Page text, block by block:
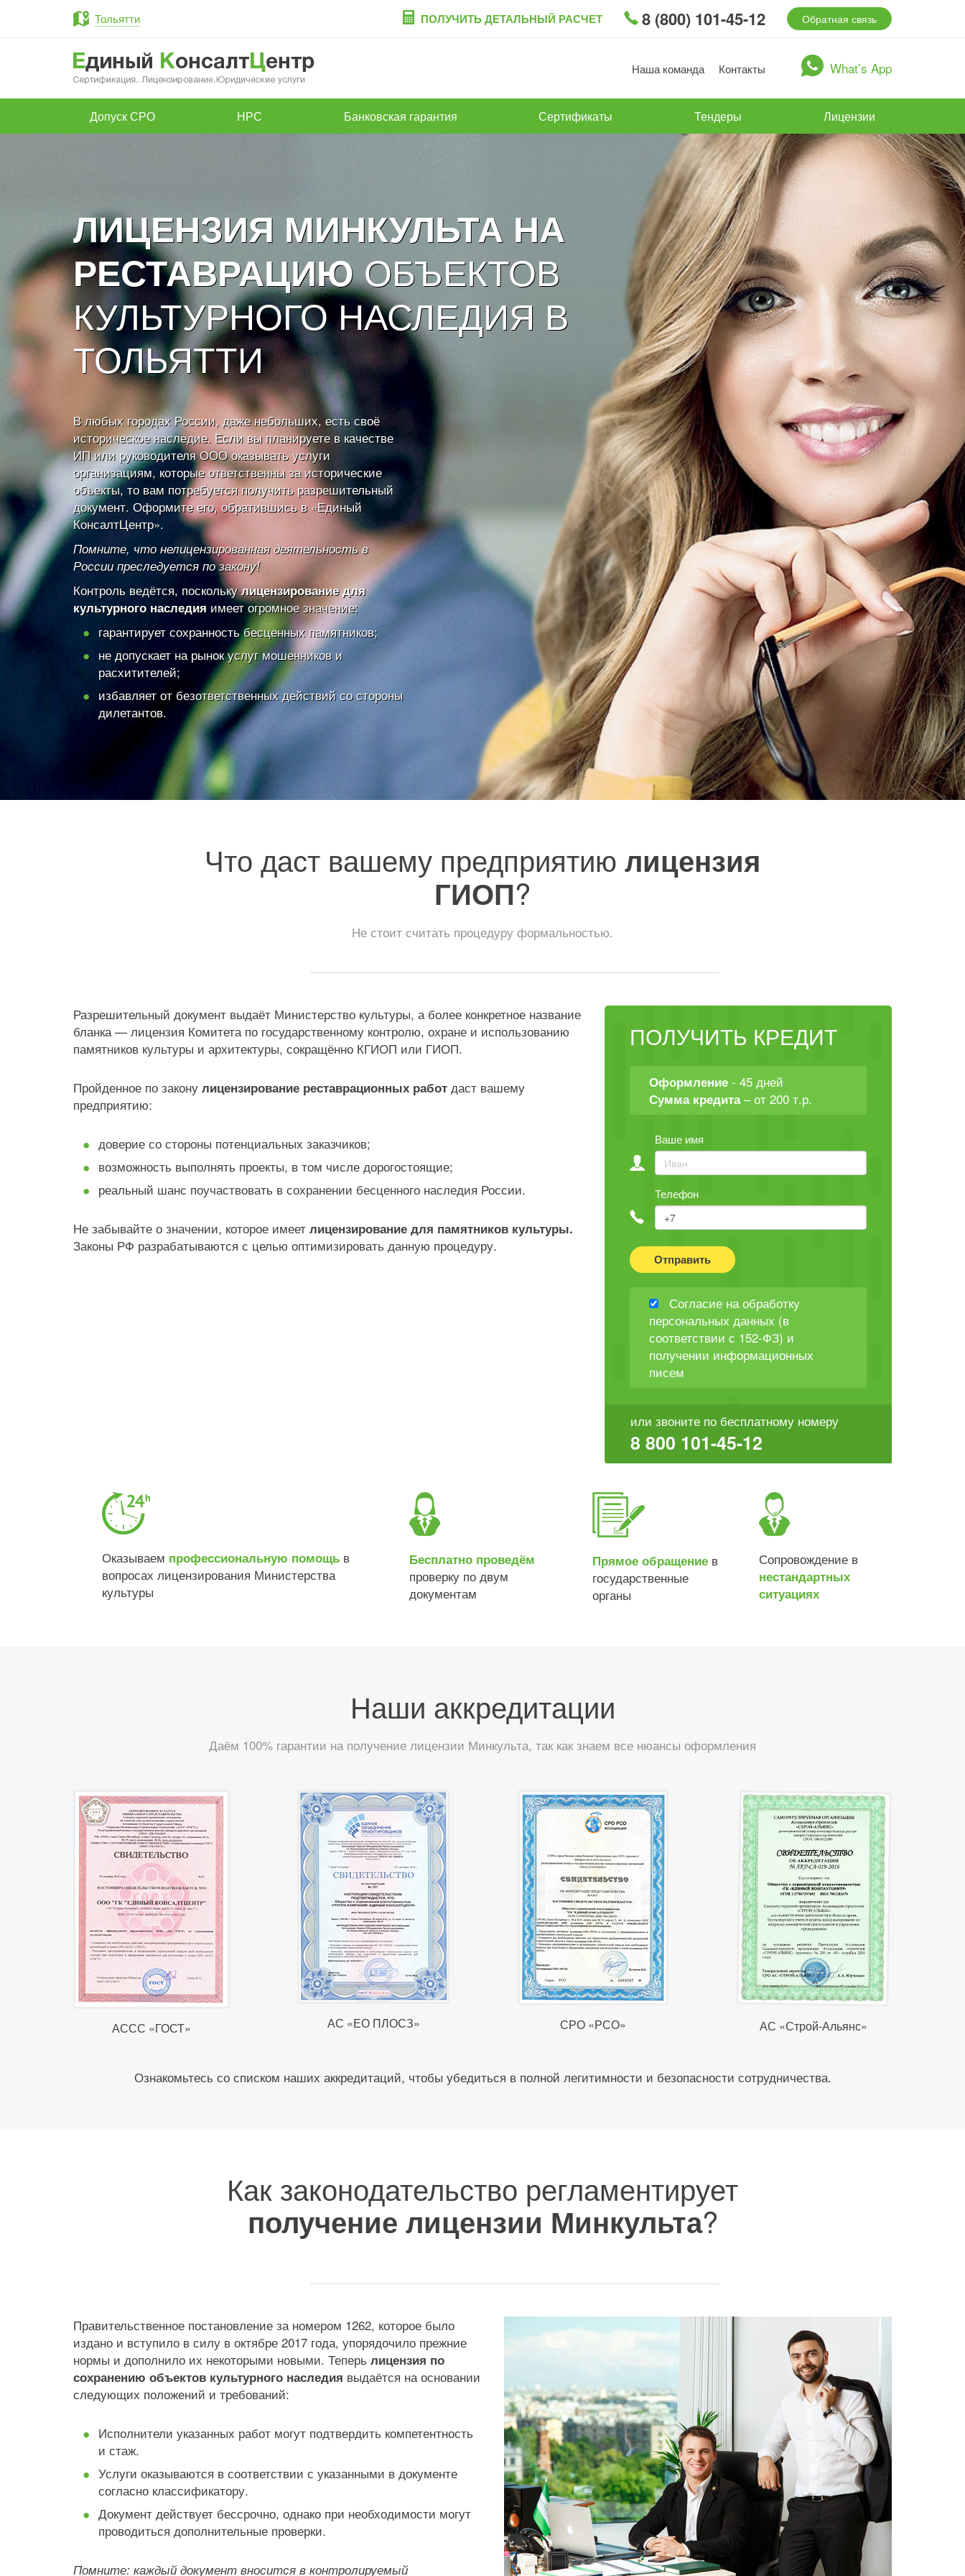
Тольятти ПОЛУЧИТЬ ДЕТАЛЬНЫЙ РАСЧЕТ 8 (800) 101-45-12 Обратная связь
Наша команда Контакты What’s App
Допуск СРО НРС Банковская гарантия Сертификаты Тендеры Лицензии
ЛИЦЕНЗИЯ МИНКУЛЬТА НА
РЕСТАВРАЦИЮОБЪЕКТОВ
КУЛЬТУРНОГО НАСЛЕДИЯ В
ТОЛЬЯТТИ
В любых городах России, даже небольших, есть своё
историческое наследие. Если вы планируете в качестве
ИП или руководителя ООО оказывать услуги
организациям, которые ответственны за исторические
объекты, то вам потребуется получить разрешительный
документ. Оформите его, обратившись в «Единый
КонсалтЦентр».
Помните, что нелицензированная деятельность в
России преследуется по закону!
Контроль ведётся, посколькулицензирование для
культурного наследия имеет огромное значение:
гарантирует сохранность бесценных памятников;
не допускает на рынок услуг мошенников и
расхитителей;
избавляет от безответственных действий со стороны
дилетантов.
Что даст вашему предприятию лицензия
ГИОП?
Не стоит считать процедуру формальностью.
Разрешительный документ выдаёт Министерство культуры, а более конкретное название
бланка — лицензия Комитета по государственному контролю, охране и использованию
памятников культуры и архитектуры, сокращённо КГИОП или ГИОП.
Пройденное по закону лицензирование реставрационных работ даст вашему
предприятию:
доверие со стороны потенциальных заказчиков;
возможность выполнять проекты, в том числе дорогостоящие;
реальный шанс поучаствовать в сохранении бесценного наследия России.
Не забывайте о значении, которое имеет лицензирование для памятников культуры.
Законы РФ разрабатываются с целью оптимизировать данную процедуру.
ПОЛУЧИТЬ КРЕДИТ
Оформление - 45 дней
Сумма кредита– от 200 т.р.
Ваше имя
Телефон
Отправить
Согласие на обработку
персональных данных (в
соответствии с 152-ФЗ) и
получении информационных
писем
или звоните по бесплатному номеру
8 800 101-45-12
Оказываем профессиональную помощь в
вопросах лицензирования Министерства
культуры
Бесплатно проведём
проверку по двум
документам
Прямое обращениев
государственные
органы
Сопровождение в
нестандартных
ситуациях
Наши аккредитации
Даём 100% гарантии на получение лицензии Минкульта, так как знаем все нюансы оформления
АССС «ГОСТ» АС «ЕО ПЛОСЗ» СРО «РСО» АС «Строй-Альянс»
Ознакомьтесь со списком наших аккредитаций, чтобы убедиться в полной легитимности и безопасности сотрудничества.
Как законодательство регламентирует
получение лицензии Минкульта?
Правительственное постановление за номером 1262, которое было
издано и вступило в силу в октябре 2017 года, упорядочило прежние
нормы и дополнило их некоторыми новыми. Теперь лицензия по
сохранению объектов культурного наследия выдаётся на основании
следующих положений и требований:
Исполнители указанных работ могут подтвердить компетентность
и стаж.
Услуги оказываются в соответствии с указанными в документе
согласно классификатору.
Документ действует бессрочно, однако при необходимости могут
проводиться дополнительные проверки.
Помните: каждый документ вносится в контролируемый